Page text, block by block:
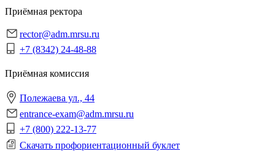
Приёмная ректора
rector@adm.mrsu.ru
+7 (8342) 24-48-88
Приёмная комиссия
Полежаева ул., 44
entrance-exam@adm.mrsu.ru
+7 (800) 222-13-77
Скачать профориентационный буклет